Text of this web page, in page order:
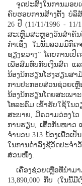
ຈຸດປະສົງໃນການມອບ
ຄົບຮອບການສ້າງຕັ້ງ ບໍ
26 ປີ (11/11/1996 -
ສະເຫຼີມສະຫຼອງວັນສໍາຄັ
ກໍາເຊິ່ງ ໃນນັ້ນລວມມີກິດ
ຊຽງຂວາງ” ໂດຍການເ
ເພື່ອສົມທົບກັບເງິນສົດ ແ
ນ້ອງນັກຮຽນໂຮງຮຽນສ
ການປະກອບສ່ວນຊ່ວຍເ
ນ້ອງນັກຮຽນໂດຍສະເພາ
ໂທລະຄົມ ເຂົ້າຮັບໃຊ້ໃນ
ສະບາຍ, ມີຄວາມວ່ອງໄ
ການຮຽນ, ເສື້ອກັນໜາວ
ຈໍານວນ 313 ນ້ອງເພື່ອເ
ໃນການດໍາລົງຊີວິດປະຈໍ
ສ່ວນໜຶ່ງ.
ເຄື່ອງຊ່ວຍເຫຼືອທີ່ນໍາ
13,890,000 ກີບ (ໃນນີ້